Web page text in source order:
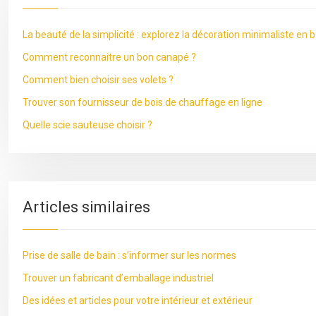
La beauté de la simplicité : explorez la décoration minimaliste en
Comment reconnaitre un bon canapé ?
Comment bien choisir ses volets ?
Trouver son fournisseur de bois de chauffage en ligne
Quelle scie sauteuse choisir ?
Articles similaires
Prise de salle de bain : s’informer sur les normes
Trouver un fabricant d’emballage industriel
Des idées et articles pour votre intérieur et extérieur